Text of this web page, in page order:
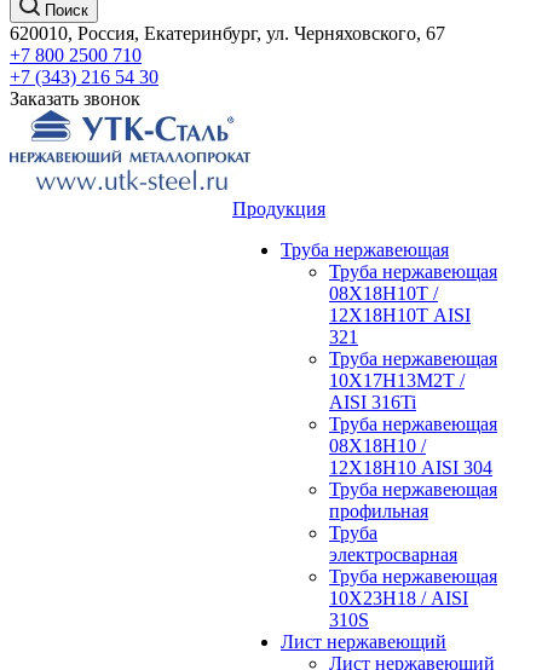
Поиск
620010, Россия, Екатеринбург, ул. Черняховского, 67
+7 800 2500 710
+7 (343) 216 54 30
Заказать звонок
Продукция
Труба нержавеющая
Труба нержавеющая
08Х18Н10Т /
12Х18Н10Т AISI
321
Труба нержавеющая
10Х17Н13М2Т /
AISI 316Ti
Труба нержавеющая
08Х18Н10 /
12Х18Н10 AISI 304
Труба нержавеющая
профильная
Труба
электросварная
Труба нержавеющая
10Х23Н18 / AISI
310S
Лист нержавеющий
Лист нержавеющий